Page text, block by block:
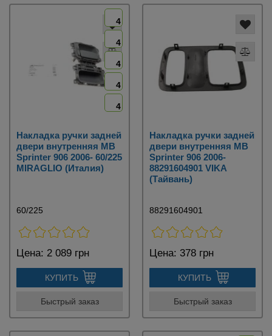
4
4
4
4
4
Накладка ручки задней
двери внутренняя MB
Sprinter 906 2006- 60/225
MIRAGLIO (Италия)
60/225
Цена: 2 089 грн
КУПИТЬ
Быстрый заказ
Накладка ручки задней
двери внутренняя MB
Sprinter 906 2006-
88291604901 VIKA
(Тайвань)
88291604901
Цена: 378 грн
КУПИТЬ
Быстрый заказ